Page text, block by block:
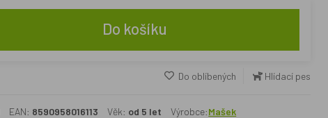
Do košíku
Do oblíbených Hlídací pes
EAN: 8590958016113 Věk: od 5 let Výrobce:Mašek